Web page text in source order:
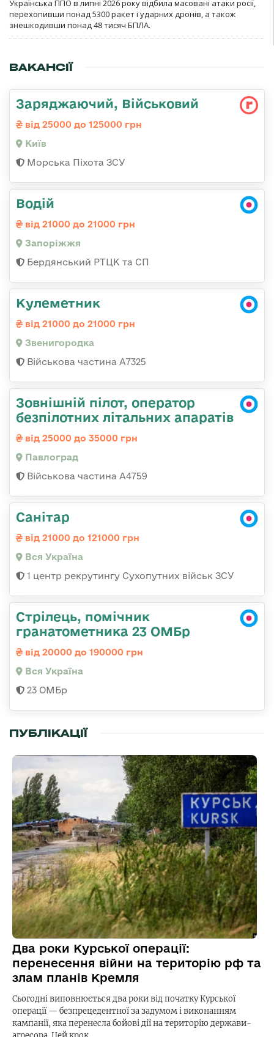
Українська ППО в липні 2026 року відбила масовані атаки росії,
перехопивши понад 5300 ракет і ударних дронів, а також
знешкодивши понад 48 тисяч БПЛА.
ВАКАНСІЇ
Заряджаючий, Військовий
від 25000 до 125000 грн
Київ
Морська Піхота ЗСУ
Водій
від 21000 до 21000 грн
Запоріжжя
Бердянський РТЦК та СП
Кулеметник
від 21000 до 21000 грн
Звенигородка
Військова частина А7325
Зовнішній пілот, оператор
безпілотних літальних апаратів
від 25000 до 35000 грн
Павлоград
Військова частина А4759
Санітар
від 21000 до 121000 грн
Вся Україна
1 центр рекрутингу Сухопутних військ ЗСУ
Стрілець, помічник
гранатометника 23 ОМБр
від 20000 до 190000 грн
Вся Україна
23 ОМБр
ПУБЛІКАЦІЇ
Два роки Курської операції:
перенесення війни на територію рф та
злам планів Кремля
Сьогодні виповнюється два роки від початку Курської
операції — безпрецедентної за задумом і виконанням
кампанії, яка перенесла бойові дії на територію держави-